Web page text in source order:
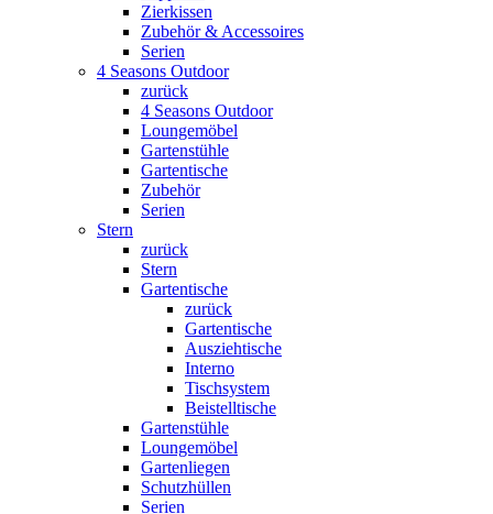
Zierkissen
Zubehör & Accessoires
Serien
4 Seasons Outdoor
zurück
4 Seasons Outdoor
Loungemöbel
Gartenstühle
Gartentische
Zubehör
Serien
Stern
zurück
Stern
Gartentische
zurück
Gartentische
Ausziehtische
Interno
Tischsystem
Beistelltische
Gartenstühle
Loungemöbel
Gartenliegen
Schutzhüllen
Serien